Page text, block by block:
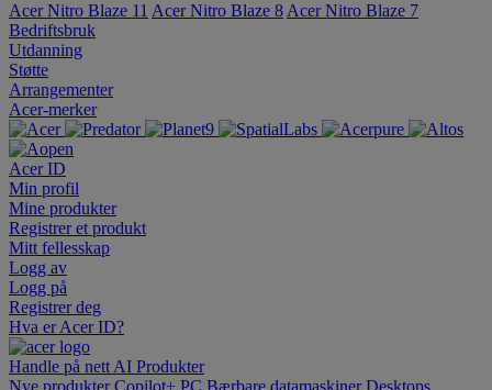
Acer Nitro Blaze 11 Acer Nitro Blaze 8 Acer Nitro Blaze 7
Bedriftsbruk
Utdanning
Støtte
Arrangementer
Acer-merker
Acer ID
Min profil
Mine produkter
Registrer et produkt
Mitt fellesskap
Logg av
Logg på
Registrer deg
Hva er Acer ID?
Handle på nett AI Produkter
Nye produkterCopilot+ PC Bærbare datamaskinerDesktops